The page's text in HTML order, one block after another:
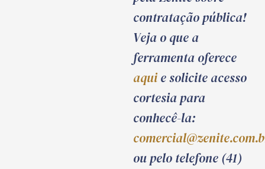
contratação pública!
Veja o que a
ferramenta oferece
aquie solicite acesso
cortesia para
conhecê-la:
ou pelo telefone (41)